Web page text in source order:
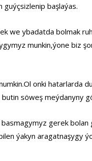
başlaýas.
we ybadatda bolmak
munkin,ýone biz
onki hatarlarda
söweş
gerek
ýakyn